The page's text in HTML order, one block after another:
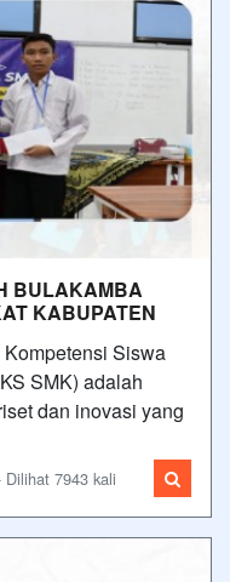
BULAKAMBA
KABUPATEN
Siswa
SMK) adalah
dan inovasi yang
7943 kali